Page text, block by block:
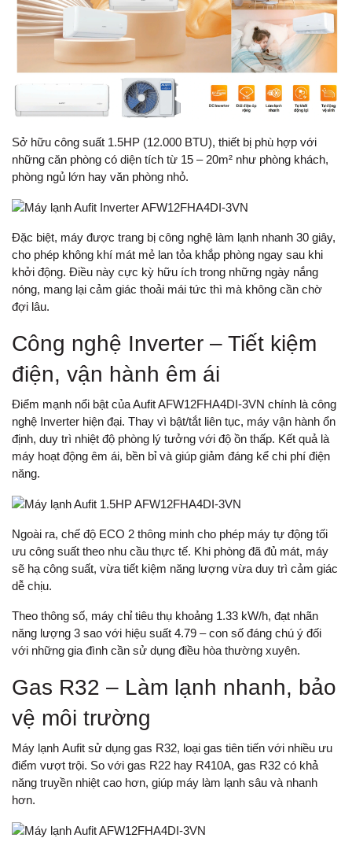
Sở hữu công suất 1.5HP (12.000 BTU), thiết bị phù hợp với
những căn phòng có diện tích từ 15 – 20m² như phòng khách,
phòng ngủ lớn hay văn phòng nhỏ.
Đặc biệt, máy được trang bị công nghệ làm lạnh nhanh 30 giây,
cho phép không khí mát mẻ lan tỏa khắp phòng ngay sau khi
khởi động. Điều này cực kỳ hữu ích trong những ngày nắng
nóng, mang lại cảm giác thoải mái tức thì mà không cần chờ
đợi lâu.
Công nghệ Inverter – Tiết kiệm
điện, vận hành êm ái
Điểm mạnh nổi bật của Aufit AFW12FHA4DI-3VN chính là công
nghệ Inverter hiện đại. Thay vì bật/tắt liên tục, máy vận hành ổn
định, duy trì nhiệt độ phòng lý tưởng với độ ồn thấp. Kết quả là
máy hoạt động êm ái, bền bỉ và giúp giảm đáng kể chi phí điện
năng.
Ngoài ra, chế độ ECO 2 thông minh cho phép máy tự động tối
ưu công suất theo nhu cầu thực tế. Khi phòng đã đủ mát, máy
sẽ hạ công suất, vừa tiết kiệm năng lượng vừa duy trì cảm giác
dễ chịu.
Theo thông số, máy chỉ tiêu thụ khoảng 1.33 kW/h, đạt nhãn
năng lượng 3 sao với hiệu suất 4.79 – con số đáng chú ý đối
với những gia đình cần sử dụng điều hòa thường xuyên.
Gas R32 – Làm lạnh nhanh, bảo
vệ môi trường
Máy lạnh Aufit sử dụng gas R32, loại gas tiên tiến với nhiều ưu
điểm vượt trội. So với gas R22 hay R410A, gas R32 có khả
năng truyền nhiệt cao hơn, giúp máy làm lạnh sâu và nhanh
hơn.